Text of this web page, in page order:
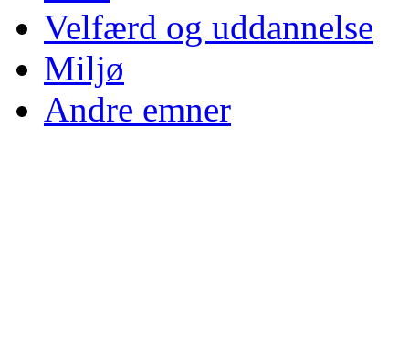
Velfærd og uddannelse
Miljø
Andre emner